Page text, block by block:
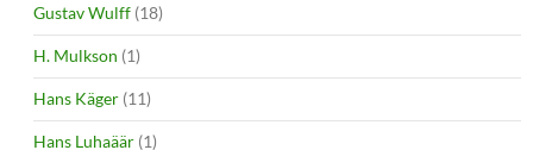
Gustav Wulff (18)
H. Mulkson (1)
Hans Käger (11)
Hans Luhaäär (1)